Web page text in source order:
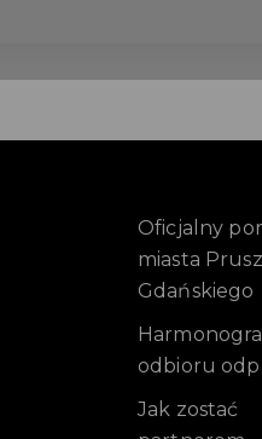
Oficjalny
miasta
Gdańskiego
odbioru
Jak zostać